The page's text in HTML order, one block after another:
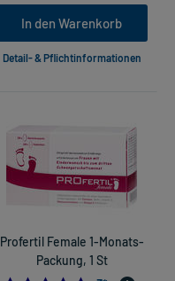
In den Warenkorb
Detail- & Pflichtinformationen
Profertil Female 1-Monats-
Packung, 1 St